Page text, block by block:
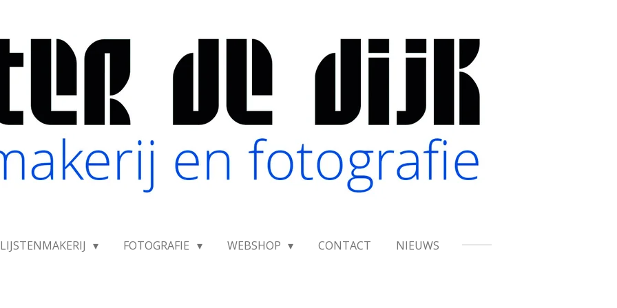
LIJSTENMAKERIJ FOTOGRAFIE WEBSHOP CONTACT NIEUWS